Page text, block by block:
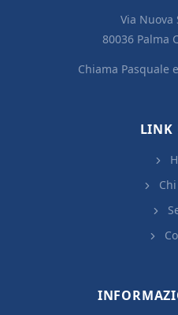
Via Nuova
80036 Palma
Chiama Pasquale
LINK